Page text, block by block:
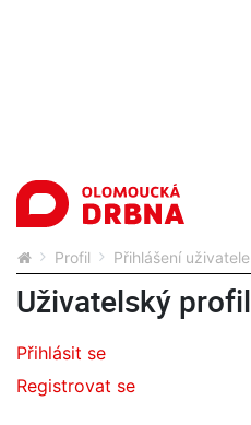
Profil Přihlášení uživatele
Uživatelský profil
Přihlásit se
Registrovat se